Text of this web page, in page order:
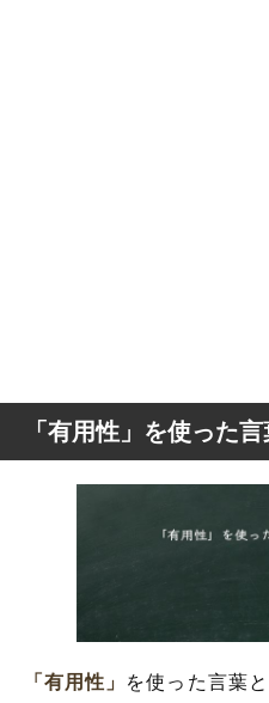
「有用性」を使った
「有用性」 を使った言葉